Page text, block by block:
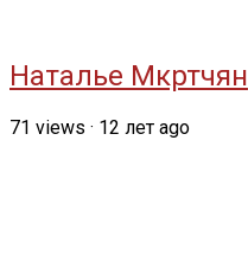
Наталье Мкртчян
71 views · 12 лет ago